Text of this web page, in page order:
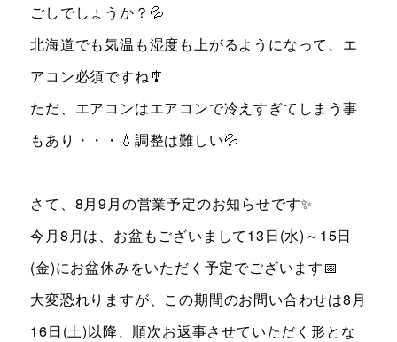
ごしでしょうか？💦
北海道でも気温も湿度も上がるようになって、エ
アコン必須ですね🎐
ただ、エアコンはエアコンで冷えすぎてしまう事
もあり・・・💧調整は難しい💦
さて、8月9月の営業予定のお知らせです✨
今月8月は、お盆もございまして13日(水)～15日
(金)にお盆休みをいただく予定でございます📅
大変恐れりますが、この期間のお問い合わせは8月
16日(土)以降、順次お返事させていただく形とな